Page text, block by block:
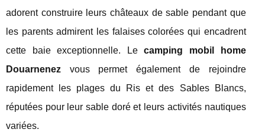
adorent construire leurs châteaux de sable pendant que
les parents admirent les falaises colorées qui encadrent
cette baie exceptionnelle. Lecamping mobil home
Douarnenez vous permet également de rejoindre
rapidement les plages du Ris et des Sables Blancs,
réputées pour leur sable doré et leurs activités nautiques
variées.